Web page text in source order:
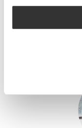
JD Engineers B.V.
communications to
can also show
recent browsing